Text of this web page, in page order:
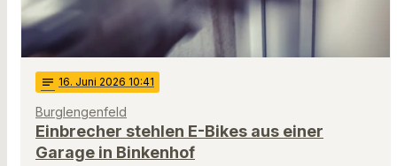
notes 16. Juni 2026 10:41
Burglengenfeld
Einbrecher stehlen E-Bikes aus einer
Garage in Binkenhof